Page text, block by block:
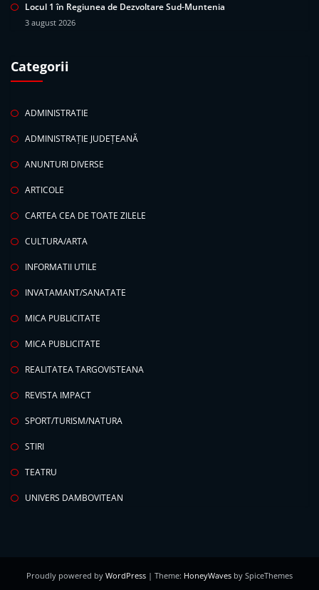
Locul 1 în Regiunea de Dezvoltare Sud-Muntenia
3 august 2026
Categorii
ADMINISTRATIE
ADMINISTRAȚIE JUDEȚEANĂ
ANUNTURI DIVERSE
ARTICOLE
CARTEA CEA DE TOATE ZILELE
CULTURA/ARTA
INFORMATII UTILE
INVATAMANT/SANATATE
MICA PUBLICITATE
MICA PUBLICITATE
REALITATEA TARGOVISTEANA
REVISTA IMPACT
SPORT/TURISM/NATURA
STIRI
TEATRU
UNIVERS DAMBOVITEAN
Proudly powered by WordPress | Theme: HoneyWaves by SpiceThemes